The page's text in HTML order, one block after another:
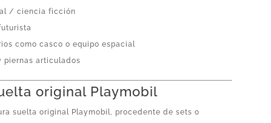
/ ciencia ficción
como casco o equipo espacial
piernas articulados
original Playmobil
suelta original Playmobil, procedente de sets o